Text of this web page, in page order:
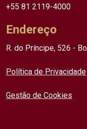
+55 81 2119-4000
Endereço
R. do Príncipe, 526 -
Política de Privacidade
Gestão de Cookies